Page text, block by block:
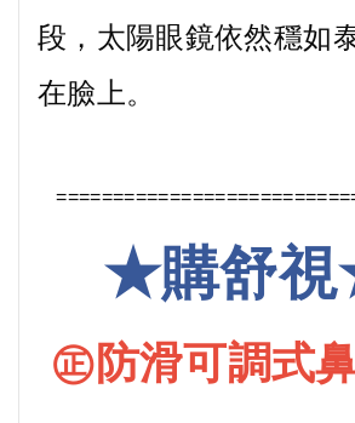
段，太陽眼鏡依然穩如
在臉上。
★購舒
㊣防滑可調式